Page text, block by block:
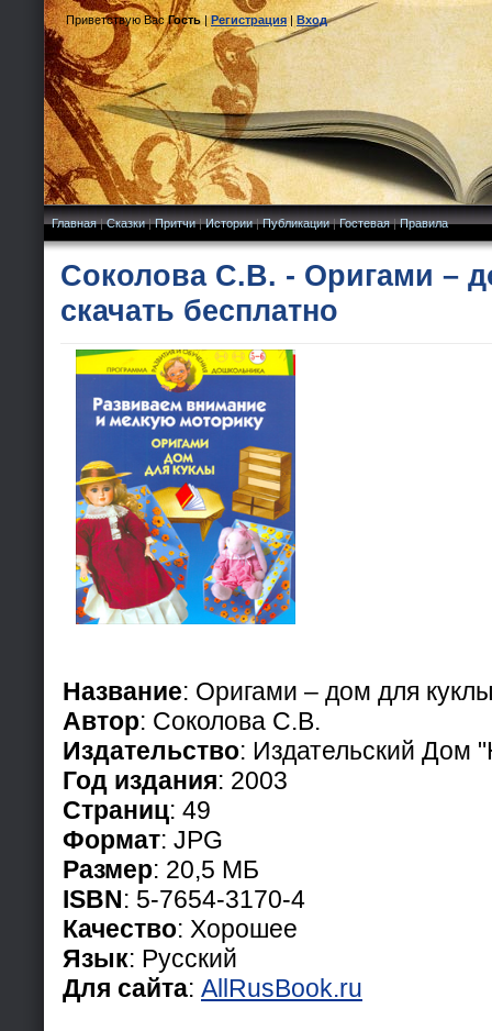
Приветствую Вас Гость|Регистрация|Вход
Главная|Сказки|Притчи|Истории|Публикации|Гостевая|Правила
Соколова С.В. - Оригами –
скачать бесплатно
Название: Оригами – дом для
Автор: Соколова С.В.
Издательство: Издательский Дом
Год издания: 2003
Страниц: 49
Формат: JPG
Размер: 20,5 МБ
ISBN: 5-7654-3170-4
Качество: Хорошее
Язык: Русский
Для сайта: AllRusBook.ru